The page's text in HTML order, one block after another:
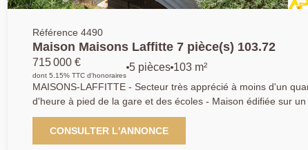
Référence 4490
Maison Maisons Laffitte 7 pièce(s) 103.72
715 000 €
dont 5.15% TTC d'honoraires
5 pièces 103 m²
MAISONS-LAFFITTE - Secteur très apprécié à moins d'un
d'heure à pied de la gare et des écoles - Maison édifiée sur un
beau jardin au calme dans une impasse et offrant spacieux
salle à manger avec cuisine ouverte - 3 chambres dont une
parentale au rez de chaussée - bureau - 2 salle de bains - très grand
CONSULTER L'ANNONCE